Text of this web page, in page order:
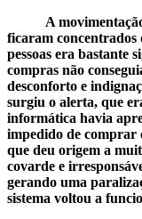
A movimentação
ficaram concentrados
pessoas era bastante
compras não
desconforto e
surgiu o alerta, que
informática havia
impedido de comprar
que deu origem a
covarde e
gerando uma
sistema voltou a